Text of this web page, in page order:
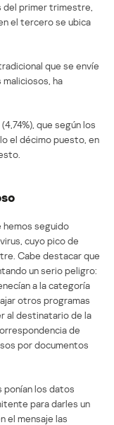
del primer trimestre,
el tercero se ubica
que se envíe
ha
que según los
el décimo puesto, en
seguido
cuyo pico de
Cabe destacar que
un serio peligro:
a la categoría
otros programas
al destinatario de la
de
por documentos
ponían los datos
para darles un
el mensaje las